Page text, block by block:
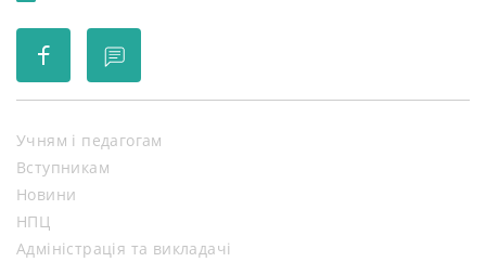
Учням і педагогам
Вступникам
Новини
НПЦ
Адміністрація та викладачі